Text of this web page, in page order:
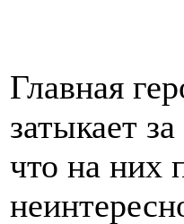
Главная
затыкает
что на них